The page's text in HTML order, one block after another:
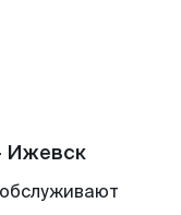
Ижевск